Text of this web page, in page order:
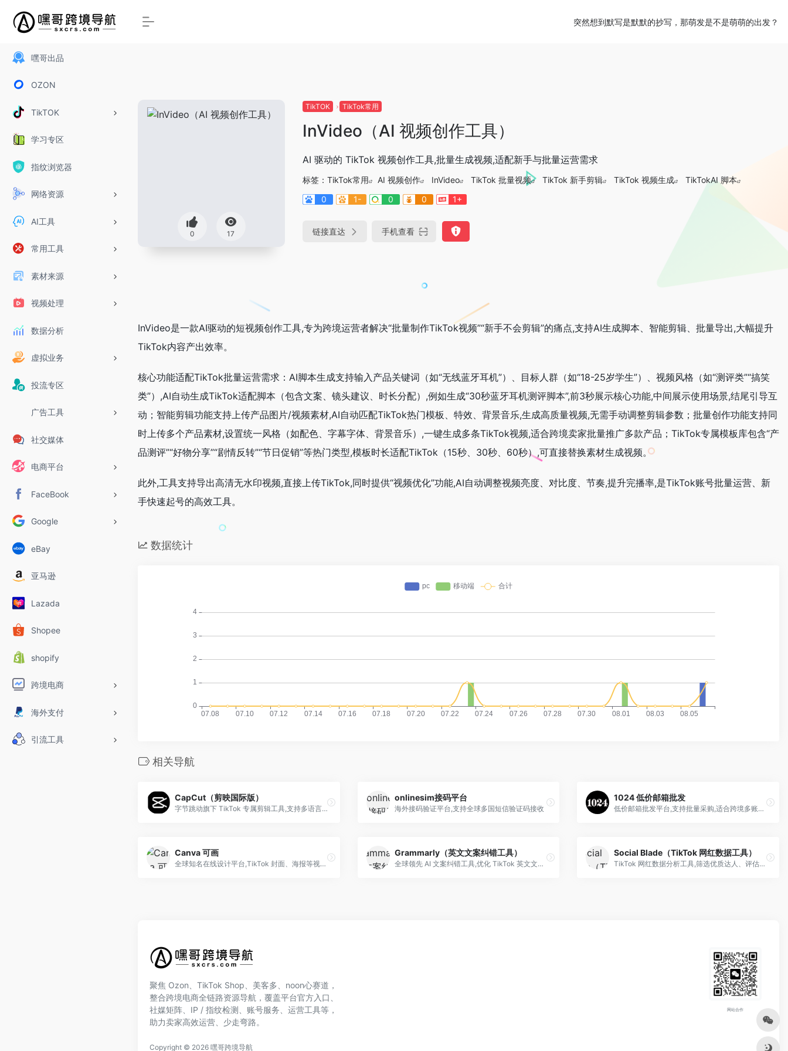
嘿哥出品
OZON
TikTOK
学习专区
指纹浏览器
网络资源
AI工具
常用工具
素材来源
视频处理
数据分析
虚拟业务
投流专区
广告工具
社交媒体
电商平台
FaceBook
Google
eBay
亚马逊
Lazada
Shopee
shopify
跨境电商
海外支付
引流工具
突然想到默写是默默的抄写，那萌发是不是萌萌的出发？
0 17
TikTOK TikTok常用
InVideo（AI 视频创作工具）
AI 驱动的 TikTok 视频创作工具,批量生成视频,适配新手与批量运营需求
标签： TikTok常用 AI 视频创作 InVideo TikTok 批量视频 TikTok 新手剪辑 TikTok 视频生成
TikTokAI 脚本
0
1- 0 0 1+
链接直达 手机查看
InVideo是一款AI驱动的短视频创作工具,专为跨境运营者解决“批量制作TikTok视频”“新手不会剪辑”的痛点,支持AI生成脚本、智能剪辑、批量导出,大幅提升
TikTok内容产出效率。
核心功能适配TikTok批量运营需求：AI脚本生成支持输入产品关键词（如“无线蓝牙耳机”）、目标人群（如“18-25岁学生”）、视频风格（如“测评类”“搞笑
类”）,AI自动生成TikTok适配脚本（包含文案、镜头建议、时长分配）,例如生成“30秒蓝牙耳机测评脚本”,前3秒展示核心功能,中间展示使用场景,结尾引导互
动；智能剪辑功能支持上传产品图片/视频素材,AI自动匹配TikTok热门模板、特效、背景音乐,生成高质量视频,无需手动调整剪辑参数；批量创作功能支持同
时上传多个产品素材,设置统一风格（如配色、字幕字体、背景音乐）,一键生成多条TikTok视频,适合跨境卖家批量推广多款产品；TikTok专属模板库包含“产
品测评”“好物分享”“剧情反转”“节日促销”等热门类型,模板时长适配TikTok（15秒、30秒、60秒）,可直接替换素材生成视频。
此外,工具支持导出高清无水印视频,直接上传TikTok,同时提供“视频优化”功能,AI自动调整视频亮度、对比度、节奏,提升完播率,是TikTok账号批量运营、新
手快速起号的高效工具。
数据统计
相关导航
CapCut（剪映国际版）
字节跳动旗下 TikTok 专属剪辑工具,支持多语言字幕与热门特效
onlinesim接码平台
海外接码验证平台,支持全球多国短信验证码接收
1024 低价邮箱批发
低价邮箱批发平台,支持批量采购,适合跨境多账号运营
Canva 可画
全球知名在线设计平台,TikTok 封面、海报等视觉素材快速制作工具
Grammarly（英文文案纠错工具）
全球领先 AI 文案纠错工具,优化 TikTok 英文文案语法与表达
Social Blade（TikTok 网红数据工具）
TikTok 网红数据分析工具,筛选优质达人、评估合作效果与报价
聚焦 Ozon、TikTok Shop、美客多、noon心赛道，
整合跨境电商全链路资源导航，覆盖平台官方入口、
社媒矩阵、IP / 指纹检测、账号服务、运营工具等，
助力卖家高效运营、少走弯路。
网站合作
Copyright © 2026 嘿哥跨境导航